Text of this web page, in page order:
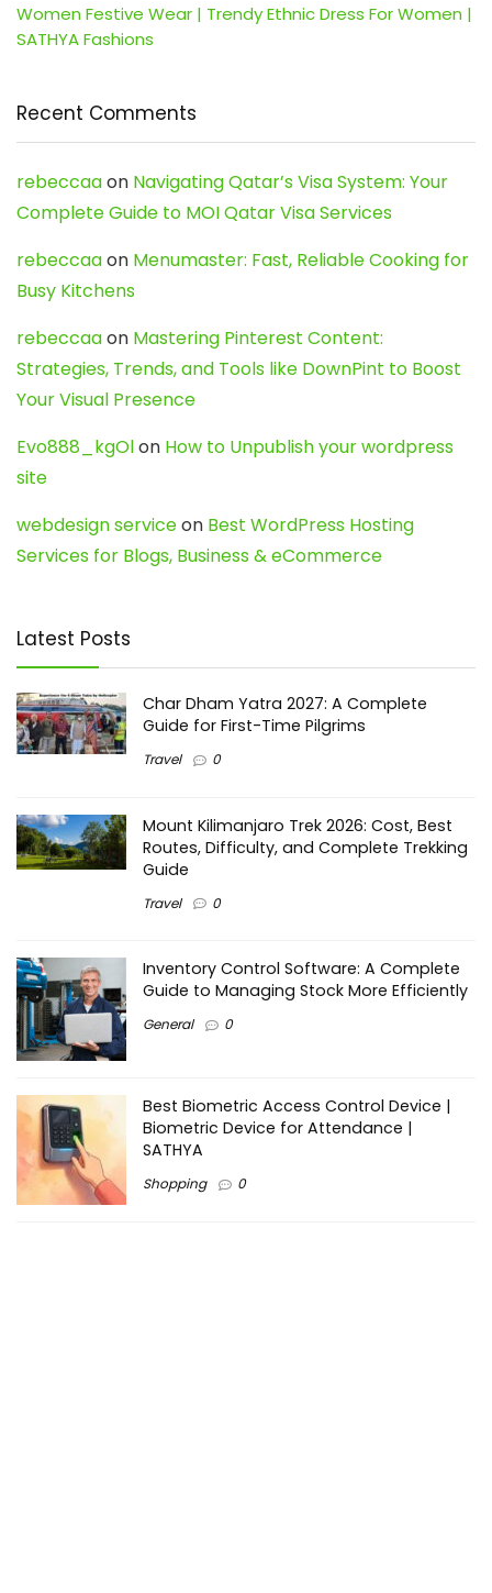
Women Festive Wear | Trendy Ethnic Dress For Women |
SATHYA Fashions
Recent Comments
rebeccaaon Navigating Qatar’s Visa System: Your
Complete Guide to MOI Qatar Visa Services
rebeccaaon Menumaster: Fast, Reliable Cooking for
Busy Kitchens
rebeccaaon Mastering Pinterest Content:
Strategies, Trends, and Tools like DownPint to Boost
Your Visual Presence
Evo888_kgOlon How to Unpublish your wordpress
site
webdesign serviceon Best WordPress Hosting
Services for Blogs, Business & eCommerce
Latest Posts
Char Dham Yatra 2027: A Complete
Guide for First-Time Pilgrims
Travel 0
Mount Kilimanjaro Trek 2026: Cost, Best
Routes, Difficulty, and Complete Trekking
Guide
Travel 0
Inventory Control Software: A Complete
Guide to Managing Stock More Efficiently
General 0
Best Biometric Access Control Device |
Biometric Device for Attendance |
SATHYA
Shopping 0